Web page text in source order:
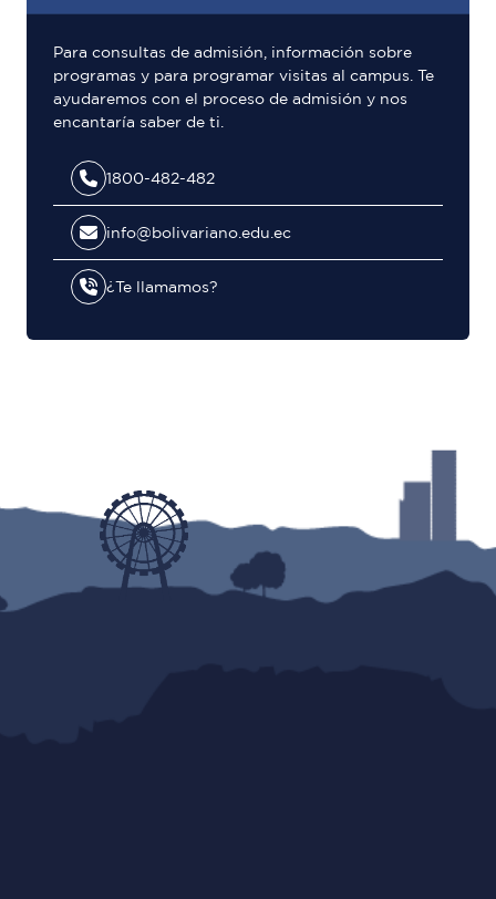
Para consultas de admisión, información sobre
programas y para programar visitas al campus. Te
ayudaremos con el proceso de admisión y nos
encantaría saber de ti.
1800-482-482
info@bolivariano.edu.ec
¿Te llamamos?